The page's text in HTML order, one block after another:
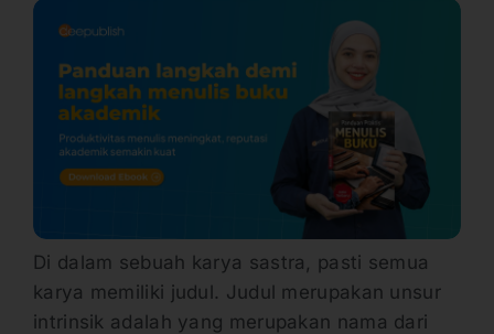
Di dalam sebuah karya sastra, pasti semua
karya memiliki judul. Judul merupakan unsur
intrinsik adalah yang merupakan nama dari